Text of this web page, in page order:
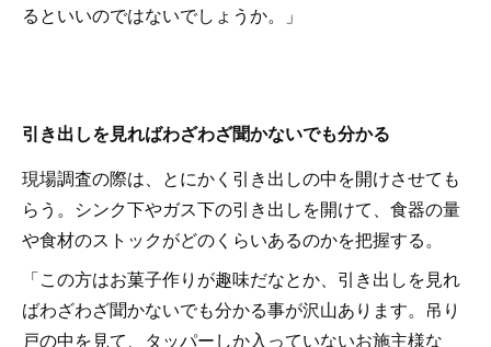
るといいのではないでしょうか。」
引き出しを見ればわざわざ聞かないでも分かる
現場調査の際は、とにかく引き出しの中を開けさせても
らう。シンク下やガス下の引き出しを開けて、食器の量
や食材のストックがどのくらいあるのかを把握する。
「この方はお菓子作りが趣味だなとか、引き出しを見れ
ばわざわざ聞かないでも分かる事が沢山あります。吊り
戸の中を見て、タッパーしか入っていないお施主様な